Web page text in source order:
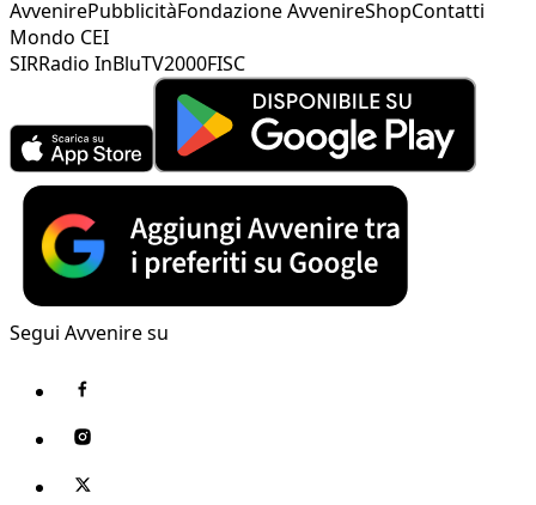
AvvenirePubblicitàFondazione AvvenireShopContatti
Mondo CEI
SIRRadio InBluTV2000FISC
Segui Avvenire su